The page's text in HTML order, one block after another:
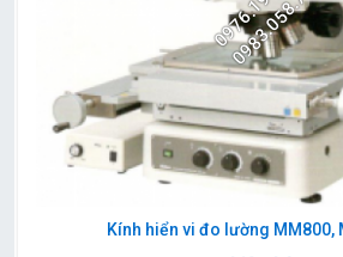
0983.058.720
Kính hiển vi đo lường MM800,